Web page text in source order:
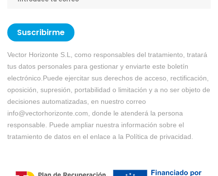
Suscribirme
Vector Horizonte S.L, como responsables del tratamiento, tratará
tus datos personales para gestionar y enviarte este boletín
electrónico.Puede ejercitar sus derechos de acceso, rectificación,
oposición, supresión, portabilidad o limitación y a no ser objeto de
decisiones automatizadas, en nuestro correo
info@vectorhorizonte.com, donde le atenderá la persona
responsable. Puede ampliar nuestra información sobre el
tratamiento de datos en el enlace a la Política de privacidad